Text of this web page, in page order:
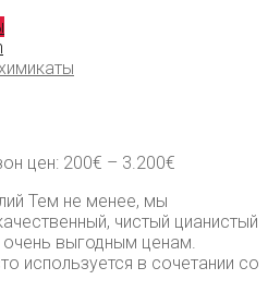
цен: 200€ – 3.200€
Тем не менее, мы
чистый цианистый
выгодным ценам.
используется в сочетании со